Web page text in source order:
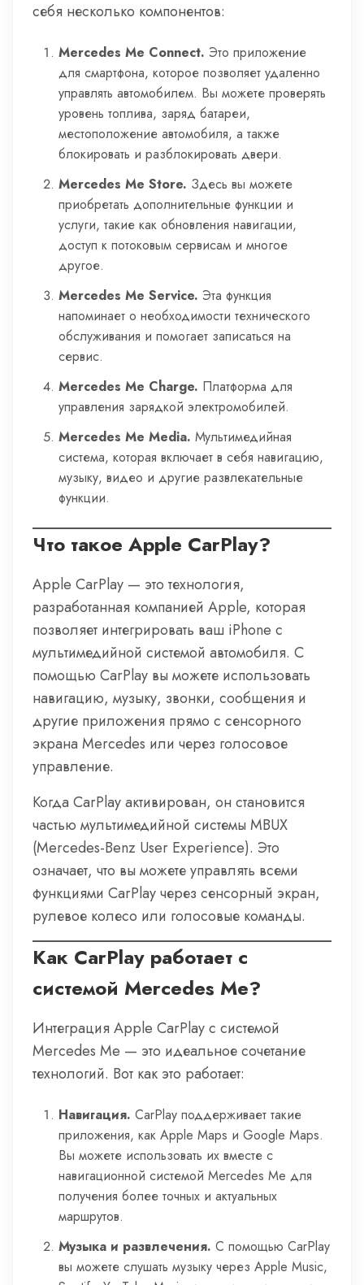
себя несколько компонентов:
Mercedes Me Connect. Это приложение
для смартфона, которое позволяет удаленно
управлять автомобилем. Вы можете проверять
уровень топлива, заряд батареи,
местоположение автомобиля, а также
блокировать и разблокировать двери.
Mercedes Me Store. Здесь вы можете
приобретать дополнительные функции и
услуги, такие как обновления навигации,
доступ к потоковым сервисам и многое
другое.
Mercedes Me Service. Эта функция
напоминает о необходимости технического
обслуживания и помогает записаться на
сервис.
Mercedes Me Charge. Платформа для
управления зарядкой электромобилей.
Mercedes Me Media. Мультимедийная
система, которая включает в себя навигацию,
музыку, видео и другие развлекательные
функции.
Что такое Apple CarPlay?
Apple CarPlay — это технология,
разработанная компанией Apple, которая
позволяет интегрировать ваш iPhone с
мультимедийной системой автомобиля. С
помощью CarPlay вы можете использовать
навигацию, музыку, звонки, сообщения и
другие приложения прямо с сенсорного
экрана Mercedes или через голосовое
управление.
Когда CarPlay активирован, он становится
частью мультимедийной системы MBUX
(Mercedes-Benz User Experience). Это
означает, что вы можете управлять всеми
функциями CarPlay через сенсорный экран,
рулевое колесо или голосовые команды.
Как CarPlay работает с
системой Mercedes Me?
Интеграция Apple CarPlay с системой
Mercedes Me — это идеальное сочетание
технологий. Вот как это работает:
Навигация. CarPlay поддерживает такие
приложения, как Apple Maps и Google Maps.
Вы можете использовать их вместе с
навигационной системой Mercedes Me для
получения более точных и актуальных
маршрутов.
Музыка и развлечения. С помощью CarPlay
вы можете слушать музыку через Apple Music,